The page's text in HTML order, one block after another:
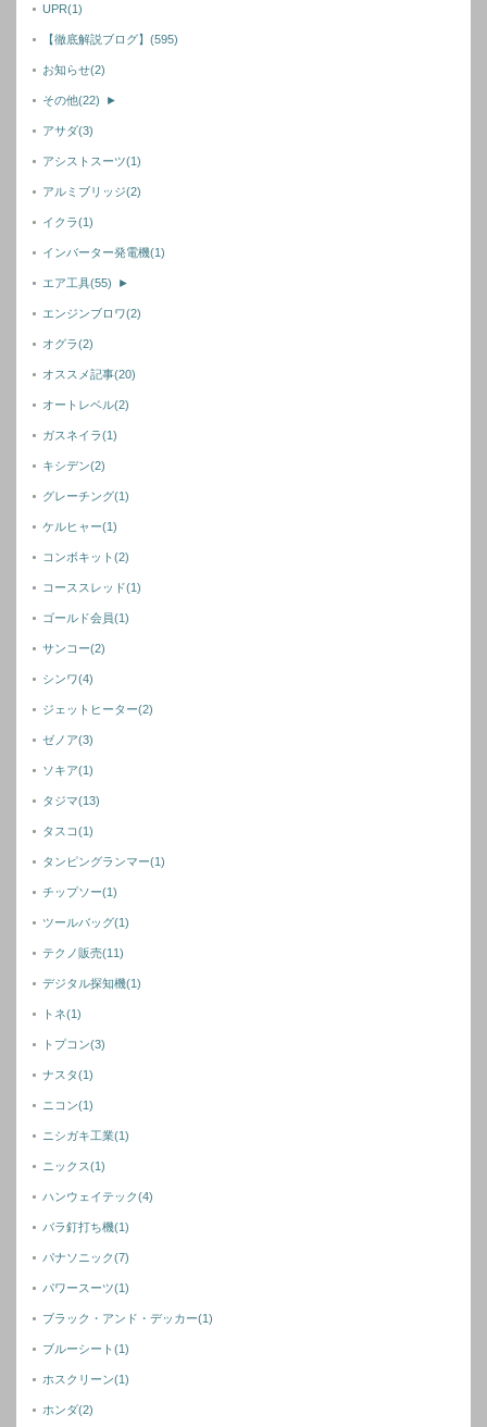
UPR(1)
【徹底解説ブログ】 (595)
お知らせ(2)
その他(22) ►
アサダ(3)
アシストスーツ(1)
アルミブリッジ(2)
イクラ(1)
インバーター発電機(1)
エア工具(55) ►
エンジンブロワ(2)
オグラ(2)
オススメ記事(20)
オートレベル(2)
ガスネイラ(1)
キシデン(2)
グレーチング(1)
ケルヒャー(1)
コンボキット(2)
コーススレッド(1)
ゴールド会員(1)
サンコー(2)
シンワ(4)
ジェットヒーター(2)
ゼノア(3)
ソキア(1)
タジマ(13)
タスコ(1)
タンピングランマー(1)
チップソー(1)
ツールバッグ(1)
テクノ販売(11)
デジタル探知機(1)
トネ(1)
トプコン(3)
ナスタ(1)
ニコン(1)
ニシガキ工業(1)
ニックス(1)
ハンウェイテック(4)
バラ釘打ち機(1)
パナソニック(7)
パワースーツ(1)
ブラック・アンド・デッカー(1)
ブルーシート(1)
ホスクリーン(1)
ホンダ(2)